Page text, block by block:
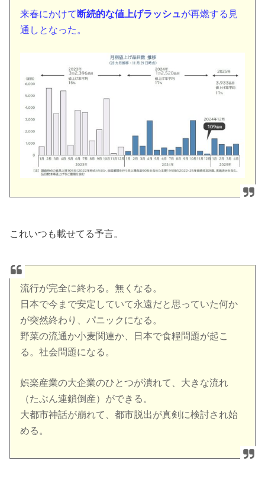
来春にかけて 断続的な値上げラッシュが再燃する見
通しとなった。
これいつも載せてる予言。
流行が完全に終わる。無くなる。
日本で今まで安定していて永遠だと思っていた何か
が突然終わり、パニックになる。
野菜の流通か小麦関連か、日本で食糧問題が起こ
る。社会問題になる。
娯楽産業の大企業のひとつが潰れて、大きな流れ
（たぶん連鎖倒産）ができる。
大都市神話が崩れて、都市脱出が真剣に検討され始
める。